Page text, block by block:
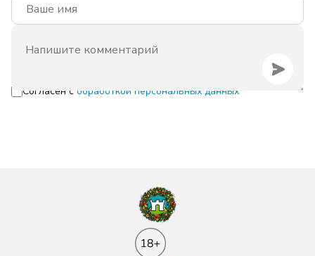
Согласен с обработкой персональных данных